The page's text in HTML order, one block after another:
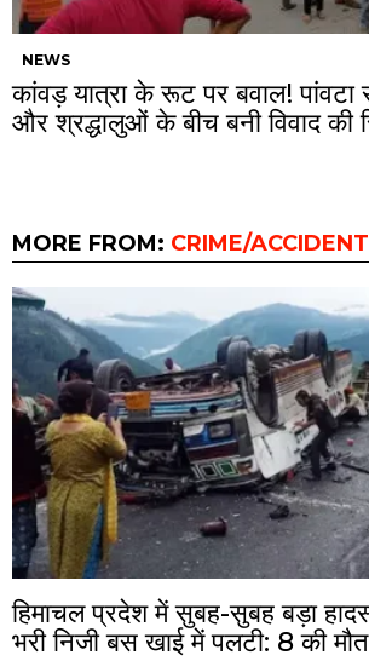
NEWS
कांवड़ यात्रा के रूट पर बवाल! पांवटा
और श्रद्धालुओं के बीच बनी विवाद की
MORE FROM: CRIME/ACCIDENT
हिमाचल प्रदेश में सुबह-सुबह बड़ा
भरी निजी बस खाई में पलटी: 8 की मौत